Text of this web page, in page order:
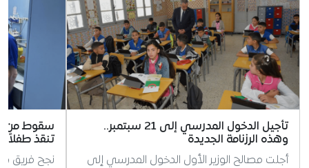
تأجيل الدخول المدرسي إلى 21 سبتمبر..
وهذه الرزنامة الجديدة
أجلت مصالح الوزير الأول الدخول المدرسي إلى
سقوط من
تنقذ طفلاً